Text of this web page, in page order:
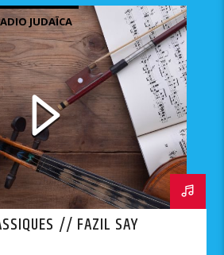
JUDAÏCA
// FAZIL SAY